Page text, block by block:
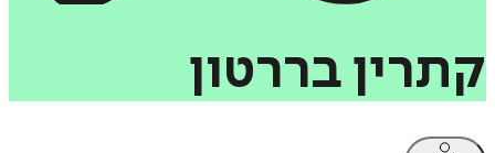
קתרין בררטון